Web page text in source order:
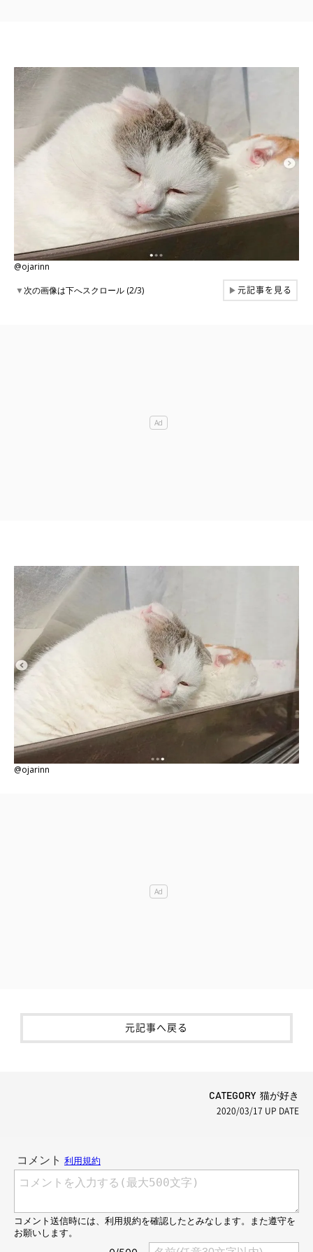
@ojarinn
▼次の画像は下へスクロール (2/3) ▶元記事を見る
@ojarinn
元記事へ戻る
CATEGORY 猫が好き
2020/03/17 UP DATE